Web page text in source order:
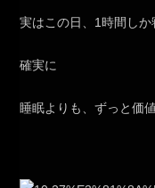
実はこの日、1時間し
確実に
睡眠よりも、ずっと価